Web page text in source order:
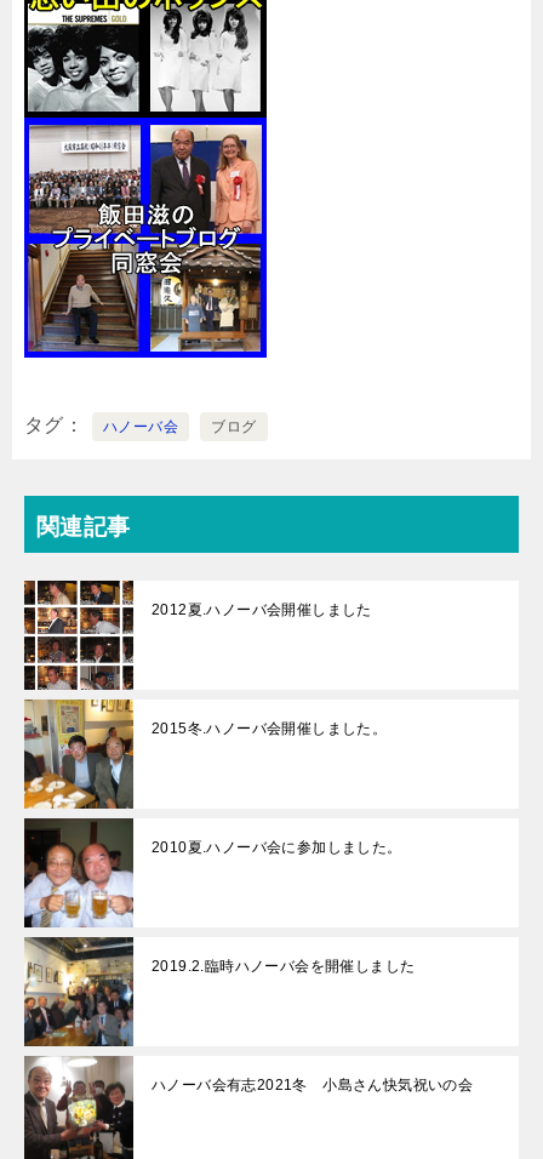
タグ ハノーバ会 ブログ
関連記事
2012夏.ハノーバ会開催しました
2015冬.ハノーバ会開催しました。
2010夏.ハノーバ会に参加しました。
2019.2.臨時ハノーバ会を開催しました
ハノーバ会有志2021冬 小島さん快気祝いの会